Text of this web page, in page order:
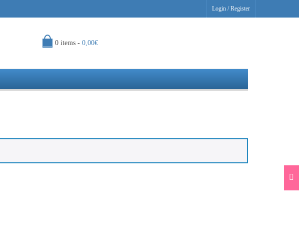
Login /Register
0 items - 0,00€